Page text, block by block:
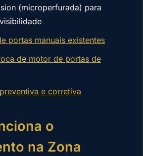
(microperfurada) para
portas manuais existentes
de motor de portas de
e corretiva
o
na Zona